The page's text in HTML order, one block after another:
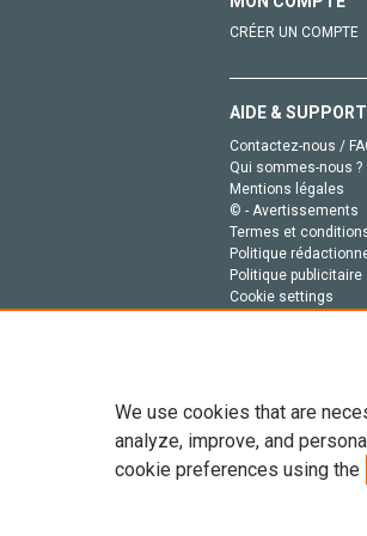
CRÉER UN COMPTE
AIDE & SUPPORT
Contactez-nous /
Qui sommes-nous ?
Mentions légales
© - Avertissements
Termes et
Politique
Politique publicitaire
Cookie settings
Tout le contenu de
de données, a la
We use cookies that are
analyze, improve, and
cookie preferences using the